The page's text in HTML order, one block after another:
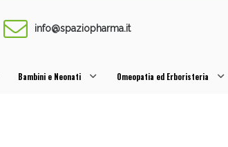
info@spaziopharma.it
Bambini e Neonati Omeopatia ed Erboristeria